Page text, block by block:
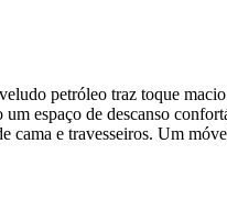
petróleo traz toque
espaço de descanso
cama e travesseiros. Um